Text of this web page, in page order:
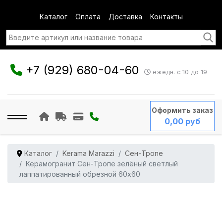
Каталог Оплата Доставка Контакты
+7 (929) 680-04-60 ежедн. с 10 до 19
Оформить заказ
0,00 руб
Каталог Kerama Marazzi
Сен-Тропе
Керамогранит Сен-Тропе зелёный светлый
лаппатированный обрезной 60x60